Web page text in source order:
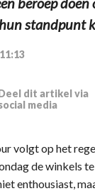
standpunt
dit artikel via
media
volgt op het
de winkels
enthousiast,